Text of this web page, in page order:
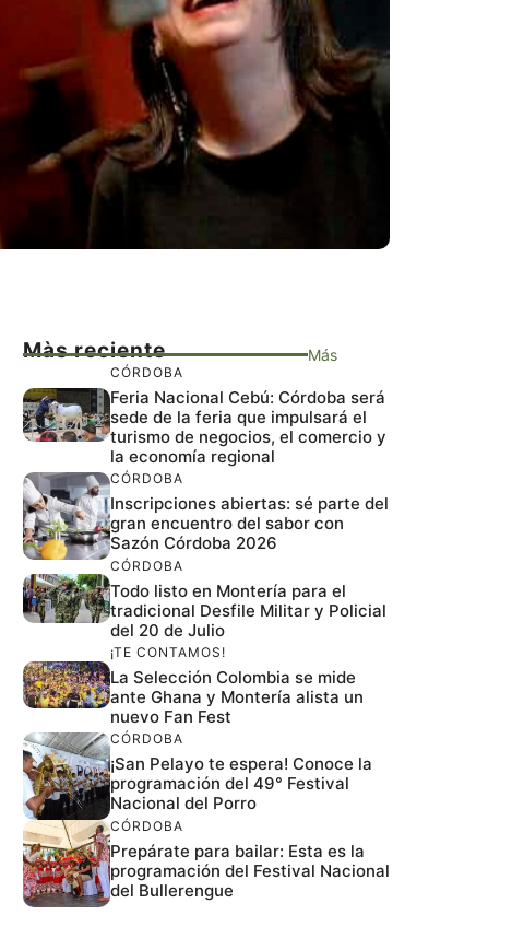
Màs reciente Más
CÓRDOBA
Feria Nacional Cebú: Córdoba será
sede de la feria que impulsará el
turismo de negocios, el comercio y
la economía regional
CÓRDOBA
Inscripciones abiertas: sé parte del
gran encuentro del sabor con
Sazón Córdoba 2026
CÓRDOBA
Todo listo en Montería para el
tradicional Desfile Militar y Policial
del 20 de Julio
¡TE CONTAMOS!
La Selección Colombia se mide
ante Ghana y Montería alista un
nuevo Fan Fest
CÓRDOBA
¡San Pelayo te espera! Conoce la
programación del 49° Festival
Nacional del Porro
CÓRDOBA
Prepárate para bailar: Esta es la
programación del Festival Nacional
del Bullerengue